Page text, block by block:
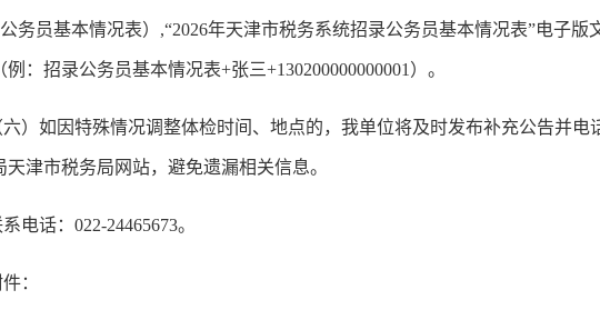
务员基本情况表）,“2026年天津市税务系统招录公务员基本情况表”电子
例：招录公务员基本情况表+张三+130200000000001）。
如因特殊情况调整体检时间、地点的，我单位将及时发布补充公告并电
天津市税务局网站，避免遗漏相关信息。
话：022-24465673。
：